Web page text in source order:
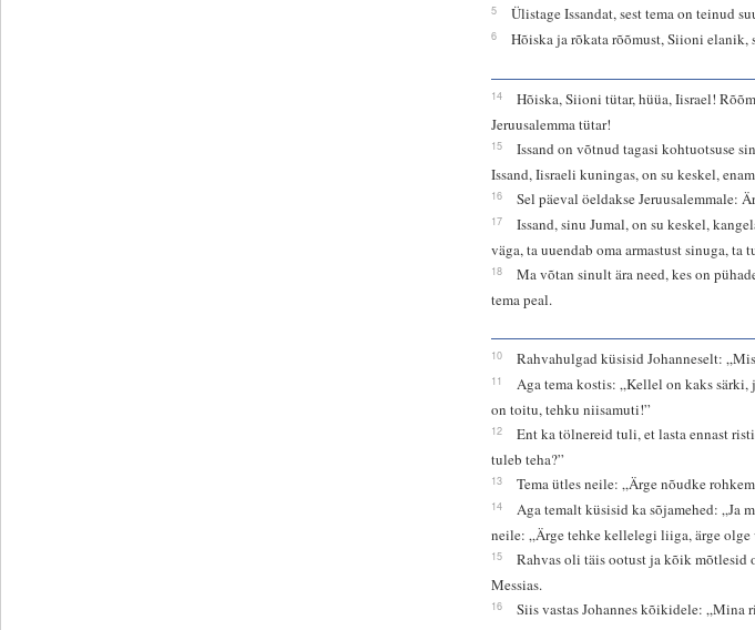
5 Ülistage Issandat, sest tema on teinud
6 Hõiska ja rõkata rõõmust, Siioni elanik,
14
Hõiska, Siioni tütar, hüüa, Iisrael!
Jeruusalemma tütar!
15
Issand on võtnud tagasi kohtuotsuse
Issand, Iisraeli kuningas, on su keskel,
16 Sel päeval öeldakse Jeruusalemmale:
17
Issand, sinu Jumal, on su keskel,
väga, ta uuendab oma armastust sinuga, ta
18
Ma võtan sinult ära need, kes on
tema peal.
10 Rahvahulgad küsisid Johanneselt:
11
Aga tema kostis: „Kellel on kaks
on toitu, tehku niisamuti!”
12
Ent ka tölnereid tuli, et lasta ennast
tuleb teha?”
13 Tema ütles neile: „Ärge nõudke
14
Aga temalt küsisid ka sõjamehed: „Ja
neile: „Ärge tehke kellelegi liiga, ärge
15
Rahvas oli täis ootust ja kõik mõtlesid
Messias.
16
Siis vastas Johannes kõikidele: „Mina